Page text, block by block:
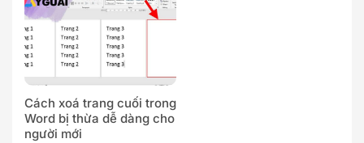
Cách xoá trang cuối trong
Word bị thừa dễ dàng cho
người mới